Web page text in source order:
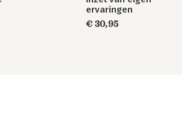
ervaringen
€ 30,95